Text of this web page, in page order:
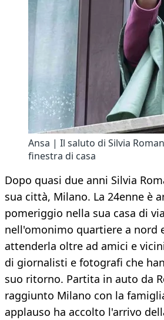
Ansa | Il saluto di Silvia
finestra di casa
Dopo quasi due anni Silvia
sua città, Milano. La 24enne è
pomeriggio nella sua casa di
nell'omonimo quartiere a nord
attenderla oltre ad amici e
di giornalisti e fotografi che
suo ritorno. Partita in auto da
raggiunto Milano con la
applauso ha accolto l'arrivo